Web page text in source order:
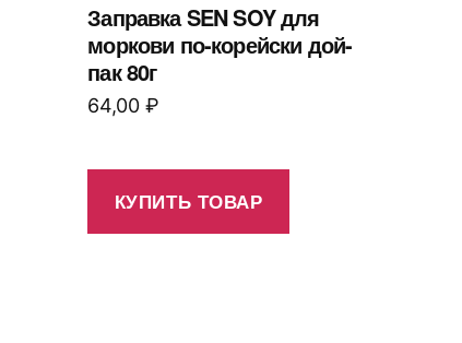
Заправка SEN SOY для
моркови по-корейски дой-
пак 80г
64,00 ₽
КУПИТЬ ТОВАР